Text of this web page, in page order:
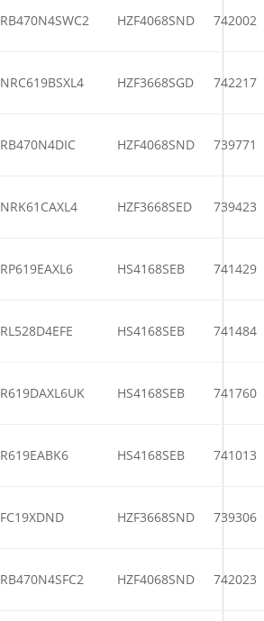
RB470N4SWC2 HZF4068SND 742002
NRC619BSXL4 HZF3668SGD 742217
RB470N4DIC HZF4068SND 739771
NRK61CAXL4 HZF3668SED 739423
RP619EAXL6 HS4168SEB 741429
RL528D4EFE HS4168SEB 741484
R619DAXL6UK HS4168SEB 741760
R619EABK6 HS4168SEB 741013
FC19XDND HZF3668SND 739306
RB470N4SFC2 HZF4068SND 742023